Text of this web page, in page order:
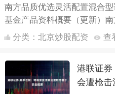
南方品质优选灵活配置混合型
基金产品资料概要（更新）
证券投资基金（C类份额）基
制日期：2....
分类： 北京炒股配资 查
港联证
会遭枪